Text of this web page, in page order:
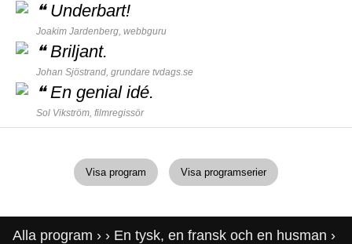
❝ Underbart!
Joakim Jardenberg, webbguru
❝Briljant.
Johan Sjöstrand, grundare tvdags.se
❝En genial idé.
Sol Vikström, filmregissör
Visa program Visa programserier
Alla program › › En tysk, en fransk och en husman ›